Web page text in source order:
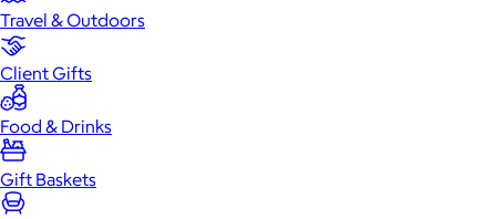
Travel & Outdoors
Client Gifts
Food & Drinks
Gift Baskets